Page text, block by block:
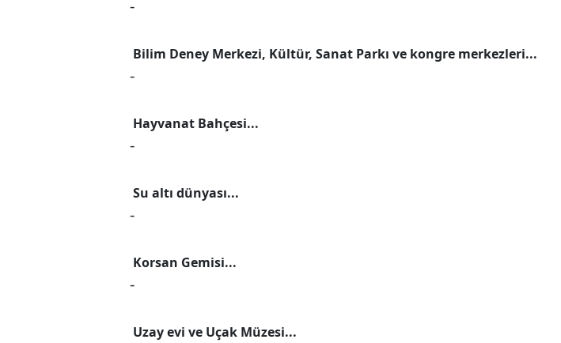
-
Bilim Deney Merkezi, Kültür, Sanat Parkı ve kongre merkezleri...
-
Hayvanat Bahçesi...
-
Su altı dünyası...
-
Korsan Gemisi...
-
Uzay evi ve Uçak Müzesi...